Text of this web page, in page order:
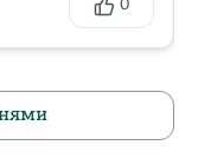
0